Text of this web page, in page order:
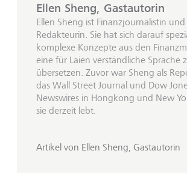
Ellen Sheng, Gastautorin
Ellen Sheng ist Finanzjournalistin und
Redakteurin. Sie hat sich darauf
komplexe Konzepte aus den
eine für Laien verständliche Sprache
übersetzen. Zuvor war Sheng als
das Wall Street Journal und Dow
Newswires in Hongkong und New
sie derzeit lebt.
Artikel von Ellen Sheng, Gastautorin